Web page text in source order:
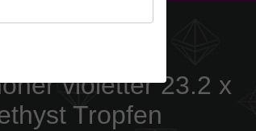
violetter 23.2 x
Tropfen